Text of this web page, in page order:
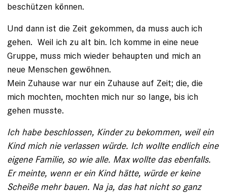
beschützen können.
Und dann ist die Zeit gekommen, da muss auch ich
gehen. Weil ich zu alt bin. Ich komme in eine neue
Gruppe, muss mich wieder behaupten und mich an
neue Menschen gewöhnen.
Mein Zuhause war nur ein Zuhause auf Zeit; die, die
mich mochten, mochten mich nur so lange, bis ich
gehen musste.
Ich habe beschlossen, Kinder zu bekommen, weil ein
Kind mich nie verlassen würde. Ich wollte endlich eine
eigene Fa­milie, so wie alle. Max wollte das ebenfalls.
Er meinte, wenn er ein Kind hätte, würde er keine
Scheiße mehr bauen. Na ja, das hat nicht so ganz